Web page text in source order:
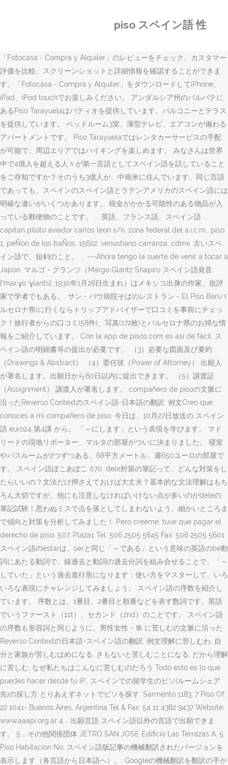
piso スペイン語 性
‎「Fotocasa - Compra y Alquiler」のレビューをチェック、カスタマー
評価を比較、スクリーンショットと詳細情報を確認することができま
す。「Fotocasa - Compra y Alquiler」をダウンロードしてiPhone、
iPad、iPod touchでお楽しみください。 アンダルシア州のバルバテに
あるPiso Tarayuelaはパティオを提供しています。バルコニーとテラス
を提供しています。 ベッドルーム3室、薄型テレビ、エアコンが備わる
アパートメントです。 Piso Tarayuelaではレンタカーサービスの手配
が可能で、周辺エリアではハイキングを楽しめます。 みなさんは世界
中で4億人を超える人々が第一言語としてスペイン語を話していること
をご存知ですか？そのうち3億人が、中南米に住んでいます。同じ言語
であっても、スペインのスペイン語とラテンアメリカのスペイン語には
明確な違いがいくつかあります。 税金がかかる可能性のある物品が入
っている郵便物のことです。 ... 英語、フランス語、スペイン語 ...
capitan piloto aviador carlos leon s/n, zona federal del a.i.c.m., piso
1, peÑon de los baÑos, 15622, venustiano carranza, cdmx. 古いスペ
イン語で、短剣のこと。 ... ---Ahora tengo la suerte de venir a tocar a
Japón. マルゴ・グランツ（Margo Glantz Shapiro スペイン語発音:
[ˈmaɾ.ɣo ˈɣlants]; 1930年1月28日生まれ）はメキシコ出身の作家、批評
家で学者でもある。. サン・パウ病院そばのレストラン - El Piso Bar(バ
ルセロナ県)に行くならトリップアドバイザーで口コミを事前にチェッ
ク！旅行者からの口コミ(58件)、写真(172枚)とバルセロナ県のお得な情
報をご紹介しています。 Con la app de pisos.com es así de fácil. ス
ペイン語の明細書等の提出が必要です。 （3）必要な図面及び要約
（Drawings & Abstract） （4）委任状（Power of Attorney） 出願人
が署名します。出願日から60日以内に提出できます。 （5）譲渡証
（Assignment） 譲渡人が署名します。 compañero de pisoの文脈に
沿ったReverso Contextのスペイン語-日本語の翻訳: 例文Creo que
conoces a mi compañero de piso. 今日は、10月27日放送の スペイン
語 euro24 第4課 から。 「～にします」という表現を学びます。 マド
リードの現地リポーター、マルタの部屋がついに決まりました。 寝室
やバスルームが2つずつある、68平方メートル、週650ユーロの部屋で
す。 スペイン語ぽこあぽこ 070. dele対策の筆記って、どんな対策をし
たらいいの？文法だけ押さえておけば大丈夫？基本的な文法理解はもち
ろん大切ですが、他にも注意しなければいけない点が多いのがdeleの
筆記試験！思わぬミスで点を落としてしまわないよう、細かいところま
で傾向と対策を分析してみました！ Pero creeme, tuve que pagar el
derecho de piso. 507, Plaza1 Tel: 506 2505 5645 Fax: 506 2505 5601
スペイン語のestarは、serと同じ「～である」という意味の英語のbe動
詞にあたる動詞で、線過去と動詞の過去分詞を組み合せることで、「～
していた」という過去進行形になります：使い方をマスターして、いろ
いろな表現にチャレンジしてみましょう。 スペイン語の序数を紹介し
ています。 序数とは、1番目、2番目と順番などを表す数詞です。英語
でいうファースト（1st）、セカンド（2nd）のことです。 スペイン語
の序数も形容詞と同じように、男性女性・単 に苦しむの文脈に沿った
Reverso Contextの日本語-スペイン語の翻訳: 例文理解に苦しむわ, 自
分と家族が苦しむはめになる, さもないと苦しむことになる, だから理解
に苦しむ, なぜ私たちはこんなに苦しむのだろう Todo esto es lo que
puedes hacer desde tu iP… スペインでの留学生のピソ(ルームシェア
先)の探し方 とりあえずネットでピソを探す. Sarmento 1183, 7 Piso Of.
22 1041- Buenos Aires, Argentina Tel & Fax: 54 11 4382 9437 Website:
www.aaapi.org.ar 4．出願言語 スペイン語以外の言語で出願できま
す。 5．その他関係団体 JETRO SAN JOSE Edificio Las Terrazas A, 5
Piso Habitacion No. スペイン語版記事の機械翻訳されたバージョンを
表示します（各言語から日本語へ）。; Googleの機械翻訳を翻訳の手が